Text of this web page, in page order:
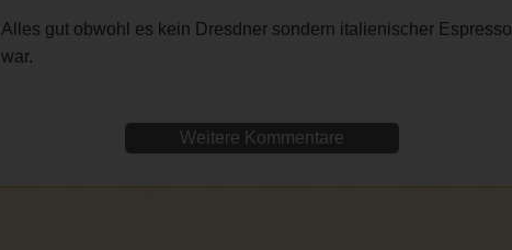
Alles gut obwohl es kein Dresdner sondern italienischer Espresso
war.
Weitere Kommentare